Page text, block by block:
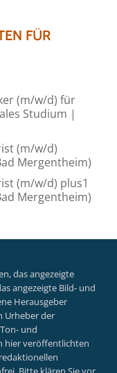
FÜR
(m/w/d) für
Studium |
(m/w/d)
Mergentheim)
(m/w/d) plus1
Mergentheim)
das angezeigte
angezeigte Bild- und
Herausgeber
Urheber der
und
hier veröffentlichten